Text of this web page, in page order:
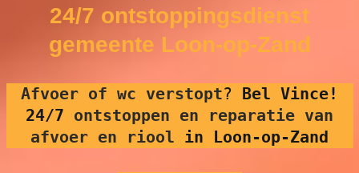
24/7 ontstoppingsdienst
gemeente Loon-op-Zand
Afvoer of wc verstopt? Bel Vince!
24/7 ontstoppen en reparatie van
afvoer en riool in Loon-op-Zand